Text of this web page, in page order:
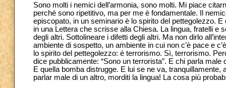
Sono molti i nemici dell’armonia, sono molti. Mi piace
perché sono ripetitivo, ma per me è fondamentale. Il
episcopato, in un seminario è lo spirito del pettegolezzo.
in una Lettera che scrisse alla Chiesa. La lingua, fratelli e
degli altri. Sottolineare i difetti degli altri. Ma non dirlo
ambiente di sospetto, un ambiente in cui non c’è pace e
lo spirito del pettegolezzo: è terrorismo. Sì, terrorismo.
dice pubblicamente: “Sono un terrorista”. E chi parla
E quella bomba distrugge. E lui se ne va, tranquillamente,
parlar male di un altro, morditi la lingua! La cosa più